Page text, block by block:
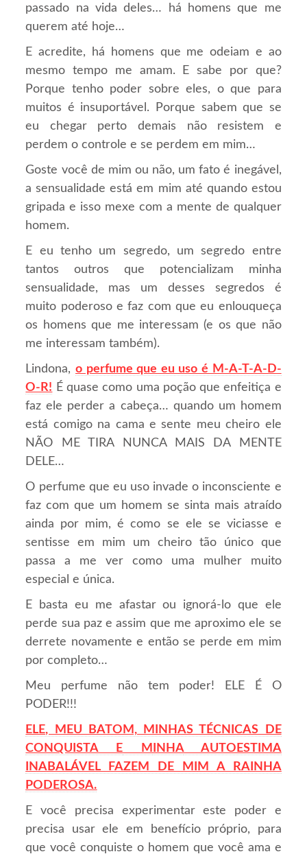
passado na vida deles… há homens que me
querem até hoje…
E acredite, há homens que me odeiam e ao
mesmo tempo me amam. E sabe por que?
Porque tenho poder sobre eles, o que para
muitos é insuportável. Porque sabem que se
eu chegar perto demais não resistem e
perdem o controle e se perdem em mim…
Goste você de mim ou não, um fato é inegável,
a sensualidade está em mim até quando estou
gripada e isso mexe com a mente de qualquer
homem.
E eu tenho um segredo, um segredo entre
tantos outros que potencializam minha
sensualidade, mas um desses segredos é
muito poderoso e faz com que eu enlouqueça
os homens que me interessam (e os que não
me interessam também).
Lindona,o perfume que eu uso é M-A-T-A-D-
O-R! É quase como uma poção que enfeitiça e
faz ele perder a cabeça… quando um homem
está comigo na cama e sente meu cheiro ele
NÃO ME TIRA NUNCA MAIS DA MENTE
DELE…
O perfume que eu uso invade o inconsciente e
faz com que um homem se sinta mais atraído
ainda por mim, é como se ele se viciasse e
sentisse em mim um cheiro tão único que
passa a me ver como uma mulher muito
especial e única.
E basta eu me afastar ou ignorá-lo que ele
perde sua paz e assim que me aproximo ele se
derrete novamente e então se perde em mim
por completo…
Meu perfume não tem poder! ELE É O
PODER!!!
ELE, MEU BATOM, MINHAS TÉCNICAS DE
CONQUISTA E M INHAAUTOESTIMA
INABALÁVEL FAZEM DE MIM A RAINHA
PODEROSA.
E você precisa experimentar este poder e
precisa usar ele em benefício próprio, para
que você conquiste o homem que você ama e